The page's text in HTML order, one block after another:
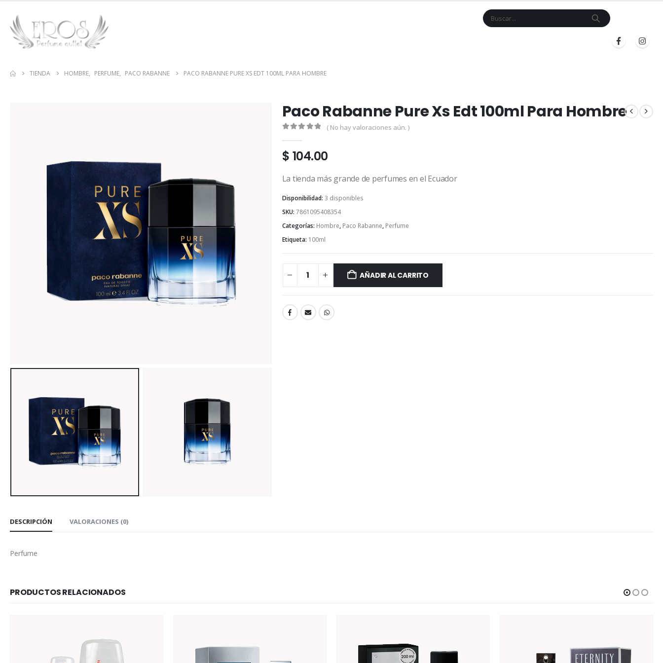
TIENDA HOMBRE, PERFUME, PACO RABANNE PACO RABANNE PURE XS EDT 100ML PARA HOMBRE
Paco Rabanne Pure Xs Edt 100ml Para Hombre
( No hay valoraciones aún. )
$ 104.00
La tienda más grande de perfumes en el Ecuador
Disponibilidad: 3 disponibles
SKU: 7861095408354
Categorías: Hombre, Paco Rabanne, Perfume
Etiqueta: 100ml
AÑADIR AL CARRITO
DESCRIPCIÓN VALORACIONES (0)
Perfume
PRODUCTOS RELACIONADOS